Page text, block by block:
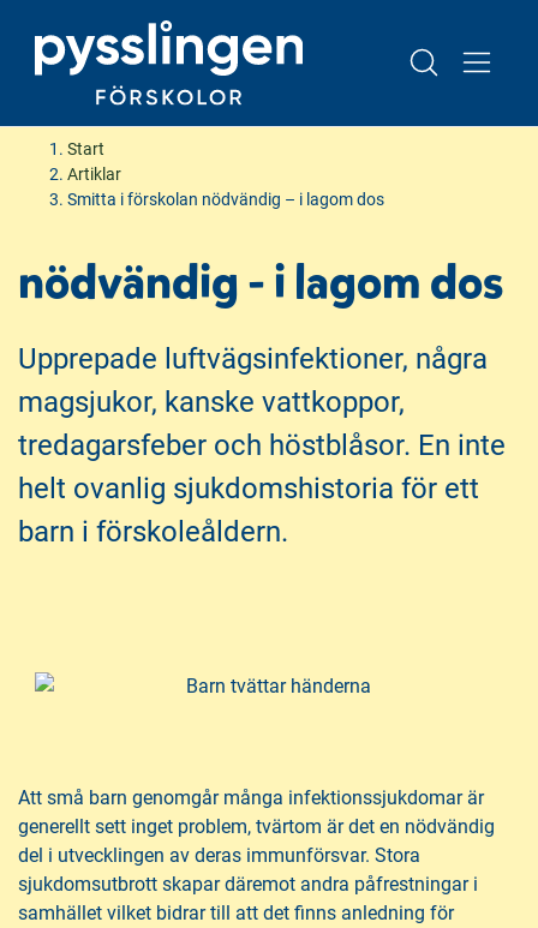
Start
Artiklar
Smitta i förskolan nödvändig – i lagom dos
Smitta i förskolan
nödvändig - i lagom dos
Upprepade luftvägsinfektioner, några
magsjukor, kanske vattkoppor,
tredagarsfeber och höstblåsor. En inte
helt ovanlig sjukdomshistoria för ett
barn i förskoleåldern.
Att små barn genomgår många infektionssjukdomar är
generellt sett inget problem, tvärtom är det en nödvändig
del i utvecklingen av deras immunförsvar. Stora
sjukdomsutbrott skapar däremot andra påfrestningar i
samhället vilket bidrar till att det finns anledning för